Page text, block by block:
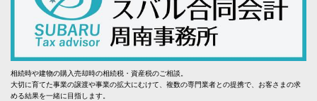
相続時や建物の購入売却時の相続税・資産税のご相談。
大切に育てた事業の譲渡や事業の拡大にむけて、複数の専門業者との提携で、お客さまの求
める結果を一緒に目指します。